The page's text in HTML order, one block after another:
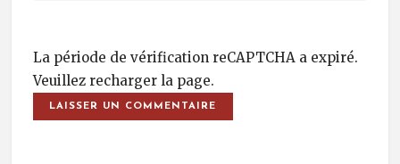
La période de vérification reCAPTCHA a expiré.
Veuillez recharger la page.